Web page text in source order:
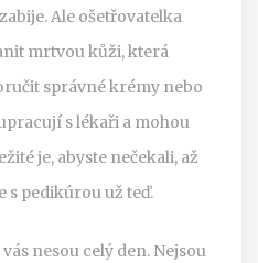
Ale ošetřovatelka
mrtvou kůži, která
správné krémy nebo
s lékaři a mohou
je, abyste nečekali, až
s pedikúrou už teď.
nesou celý den. Nejsou